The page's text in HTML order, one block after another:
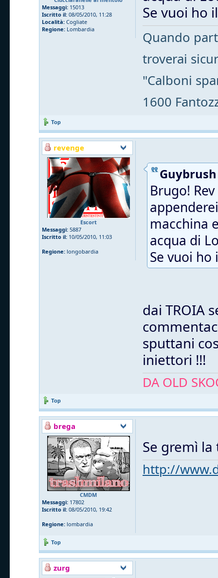
Messaggi: 15013
Iscritto il: 08/05/2010, 11:28
Località: Cogliate
Regione: Lombardia
Se vuoi ho
Quando
troverai
"Calboni
1600
Top
revenge
Escort
Messaggi: 5887
Iscritto il: 10/05/2010, 11:03
Regione: longobardia
Brugo!
macchina
acqua di
Se vuoi
dai TROIA
sputtani
iniettori !!!
DA OLD
Top
brega
CMDM
Messaggi: 17802
Iscritto il: 08/05/2010, 19:42
Regione: lombardia
Se gremì la
http://
Top
zurg